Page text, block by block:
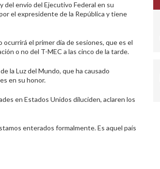
del envío del Ejecutivo Federal en su
el expresidente de la República y tiene
el primer día de sesiones, que es el
o no del T-MEC a las cinco de la tarde.
la Luz del Mundo, que ha causado
en su honor.
en Estados Unidos diluciden, aclaren los
enterados formalmente. Es aquel país